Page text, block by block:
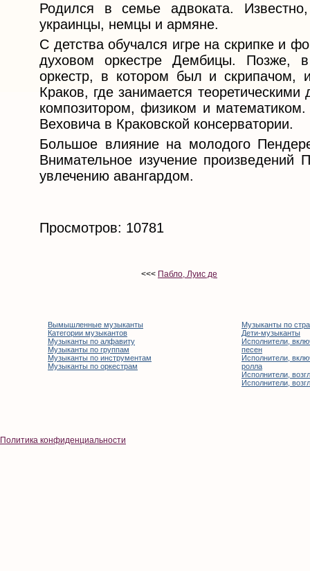
Родился в семье адвоката.
украинцы, немцы и армяне.
С детства обучался игре на скрипке и
духовом оркестре Дембицы. Позже,
оркестр, в котором был и скрипачом,
Краков, где занимается
композитором, физиком и
Веховича в Краковской консерватории.
Большое влияние на молодого
Внимательное изучение
увлечению авангардом.
Просмотров: 10781
<<< Пабло, Луис де
Вымышленные музыканты
Категории музыкантов
Музыканты по алфавиту
Музыканты по группам
Музыканты по инструментам
Музыканты по оркестрам
Музыканты по
Дети-музыканты
Исполнители,
песен
Исполнители,
ролла
Исполнители,
Исполнители,
Политика конфиденциальности